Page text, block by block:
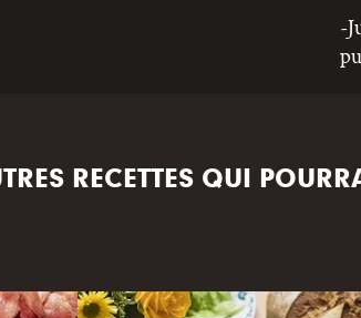
-
RECETTES QUI